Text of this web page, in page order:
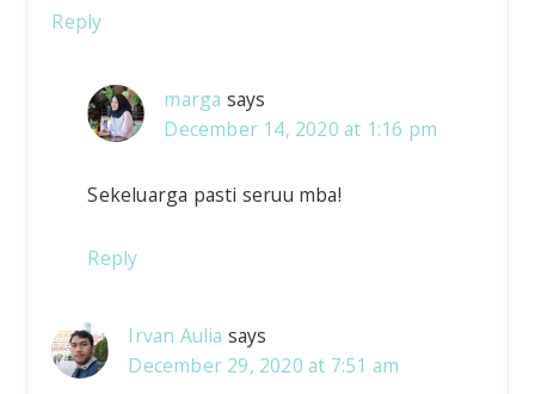
o
Reply
marga says
December 14, 2020 at 1:16 pm
Sekeluarga pasti seruu mba!
Reply
Irvan Aulia says
December 29, 2020 at 7:51 am